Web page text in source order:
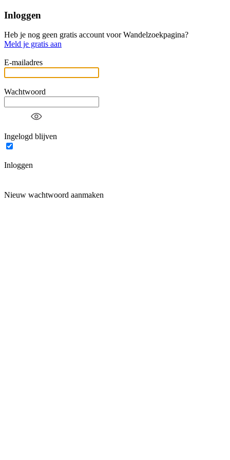
Inloggen
Heb je nog geen gratis account voor Wandelzoekpagina?
Meld je gratis aan
E-mailadres
Wachtwoord
Ingelogd blijven
Inloggen
Nieuw wachtwoord aanmaken